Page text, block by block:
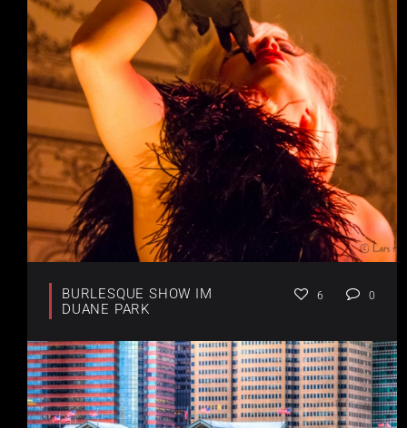
BURLESQUE SHOW IM
DUANE PARK
6 0